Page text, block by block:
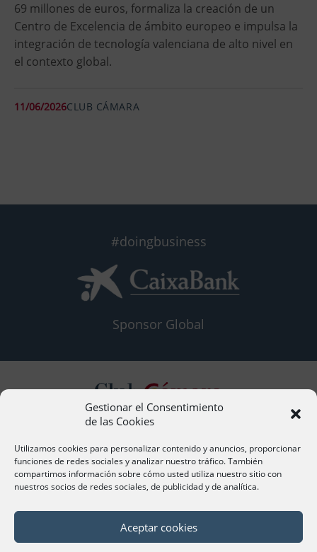
Gestionar el Consentimiento
de las Cookies
Utilizamos cookies para personalizar contenido y anuncios, proporcionar
funciones de redes sociales y analizar nuestro tráfico. También
compartimos información sobre cómo usted utiliza nuestro sitio con
nuestros socios de redes sociales, de publicidad y de analítica.
Aceptar cookies
69 millones de euros, formaliza la creación de un
Centro de Excelencia de ámbito europeo e impulsa la
integración de tecnología valenciana de alto nivel en
el contexto global.
11/06/2026CLUB CÁMARA
#doingbusiness
Sponsor Global
Contacto
Síguenos